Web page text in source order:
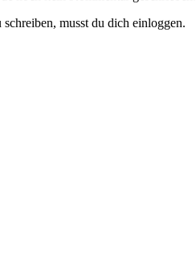
musst du dich einloggen.